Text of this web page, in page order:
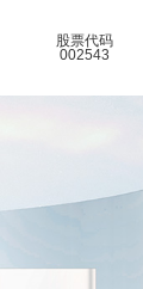
股票代码
002543